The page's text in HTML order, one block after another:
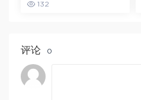
数学秋季班
132
评论 0